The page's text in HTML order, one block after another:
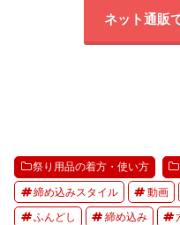
ネット通販
祭り用品の着方・使い方
締め込みスタイル 動画
ふんどし 締め込み